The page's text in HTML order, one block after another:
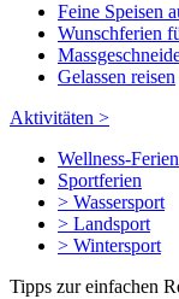
Feine Speisen
Wunschferien
Gelassen reisen
Aktivitäten >
Wellness-Ferien
Sportferien
> Wassersport
> Landsport
> Wintersport
Tipps zur einfachen